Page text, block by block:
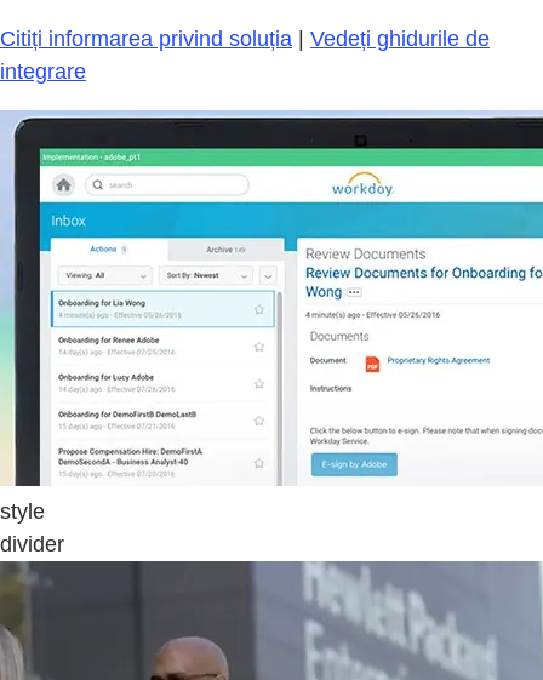
Citiți informarea privind soluția
Vedeți ghidurile de
integrare
style
divider